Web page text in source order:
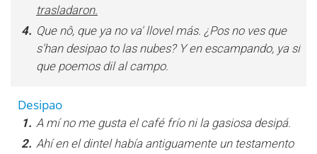
trasladaron.
4. Que nô, que ya no va' llovel más. ¿Pos no ves que
s'han desipao to las nubes? Y en escampando, ya sí
que poemos dil al campo.
Desipao
1. A mí no me gusta el café frío ni la gasiosa desipá.
2. Ahí en el dintel había antiguamente un testamento